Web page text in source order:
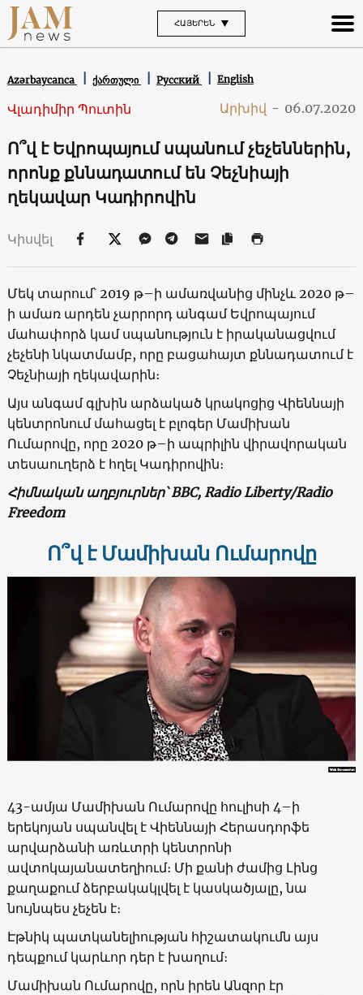
ՀԱՅԵՐԵՆ
Azərbaycanca ქართული Русский English
Վլադիմիր Պուտին Արխիվ - 06.07.2020
Ո՞վ է Եվրոպայում սպանում չեչեններին,
որոնք քննադատում են Չեչնիայի
ղեկավար Կադիրովին
Կիսվել
Մեկ տարում՝ 2019 թ–ի ամառվանից մինչև 2020 թ–
ի ամառ արդեն չարրորդ անգամ Եվրոպայում
մահափորձ կամ սպանություն է իրականացվում
չեչենի նկատմամբ, որը բացահայտ քննադատում է
Չեչնիայի ղեկավարին։
Այս անգամ գլխին արձակած կրակոցից Վիեննայի
կենտրոնում մահացել է բլոգեր Մամիխան
Ումարովը, որը 2020 թ–ի ապրիլին վիրավորական
տեսաուղերձ է հղել Կադիրովին։
Հիմնական աղբյուրներ՝ВВС, Radio Liberty/Radio
Freedom
Ո՞վ է Մամիխան Ումարովը
43-ամյա Մամիխան Ումարովը հուլիսի 4–ի
երեկոյան սպանվել է Վիեննայի Հերասդորֆե
արվարձանի առևտրի կենտրոնի
ավտոկայանատեղիում։ Մի քանի ժամից Լինց
քաղաքում ձերբակակլվել է կասկածյալը, նա
նույնպես չեչեն է։
Էթնիկ պատկանելիության հիշատակումն այս
դեպքում կարևոր դեր է խաղում։
Մամիխան Ումարովը, որն իրեն Անզոր էր